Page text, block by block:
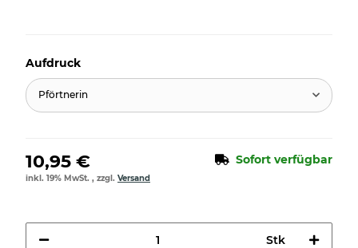
Aufdruck
Pförtnerin
10,95 € Sofort verfügbar
inkl. 19% MwSt. , zzgl. Versand
Stk